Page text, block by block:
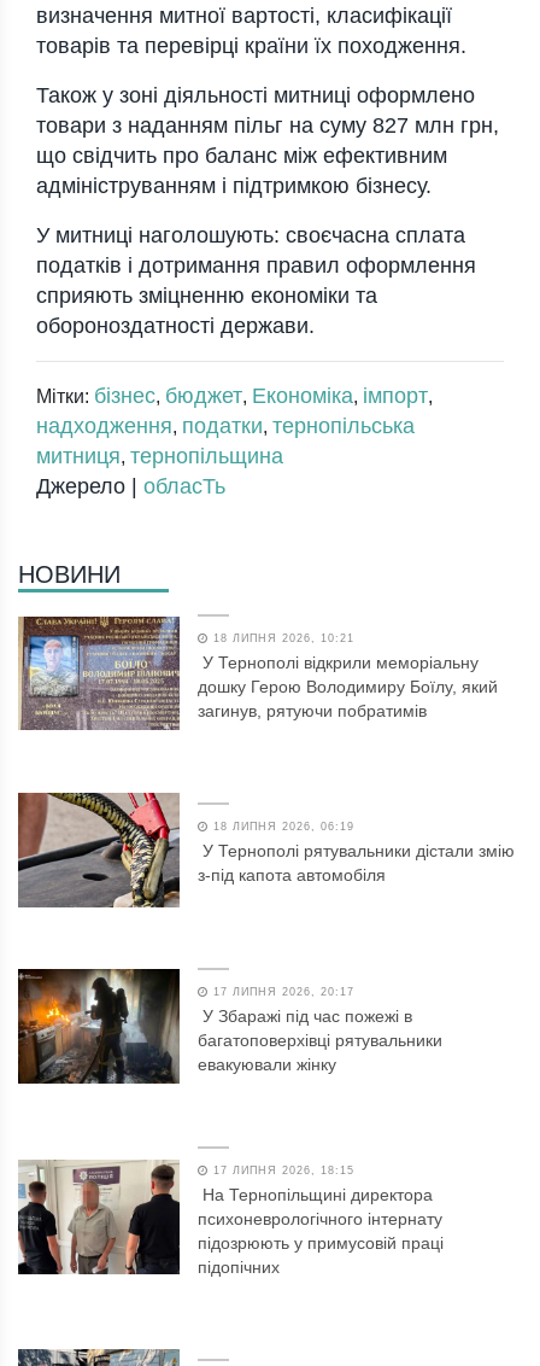
визначення митної вартості, класифікації
товарів та перевірці країни їх походження.
Також у зоні діяльності митниці оформлено
товари з наданням пільг на суму 827 млн грн,
що свідчить про баланс між ефективним
адмініструванням і підтримкою бізнесу.
У митниці наголошують: своєчасна сплата
податків і дотримання правил оформлення
сприяють зміцненню економіки та
обороноздатності держави.
Мітки: бізнес, бюджет, Економіка, імпорт,
надходження, податки, тернопільська
митниця, тернопільщина
Джерело | обласТь
НОВИНИ
18 ЛИПНЯ 2026, 10:21
У Тернополі відкрили меморіальну
дошку Герою Володимиру Боїлу, який
загинув, рятуючи побратимів
18 ЛИПНЯ 2026, 06:19
У Тернополі рятувальники дістали змію
з-під капота автомобіля
17 ЛИПНЯ 2026, 20:17
У Збаражі під час пожежі в
багатоповерхівці рятувальники
евакуювали жінку
17 ЛИПНЯ 2026, 18:15
На Тернопільщині директора
психоневрологічного інтернату
підозрюють у примусовій праці
підопічних